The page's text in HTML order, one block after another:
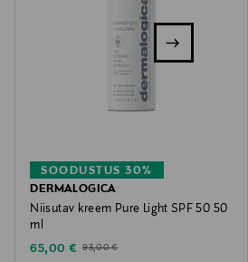
SOODUSTUS 30%
DERMALOGICA
Niisutav kreem Pure Light SPF 50 50
ml
Discounted Price
65,00 € Original Price
93,00 €